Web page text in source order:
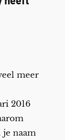
meer
2016
je naam